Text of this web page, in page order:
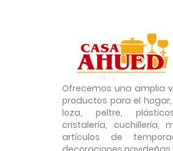
Ofrecemos una amplia
productos para el
loza, peltre,
cristalería, cuchillería,
artículos de